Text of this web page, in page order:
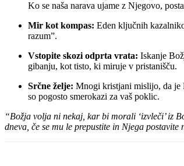
Ko se naša narava ujame z Njegovo,
Mir kot kompas: Eden ključnih
razum”.
Vstopite skozi odprta vrata: Iskanje
gibanju, kot tisto, ki miruje v pristanišču.
Srčne želje: Mnogi kristjani mislijo, da je
so pogosto smerokazi za vaš poklic.
“Božja volja ni nekaj, kar bi morali ‘izvleči’ iz
dneva, če se mu le prepustite in Njega postavite